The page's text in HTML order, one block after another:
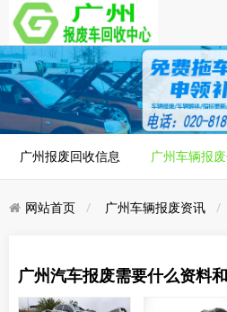
广州报废回收信息 广州车辆报
网站首页 广州车辆报废资讯
广州汽车报废需要什么资料